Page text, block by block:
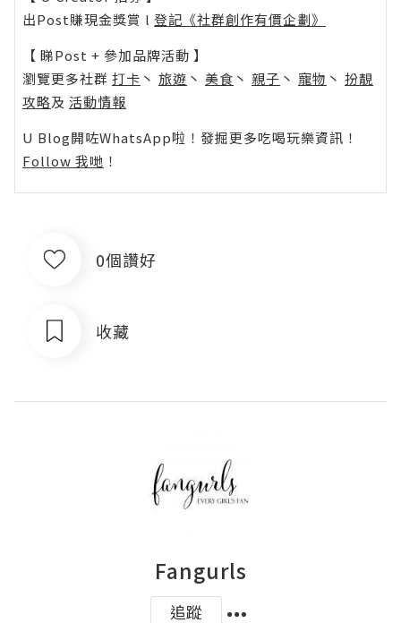
出Post賺現金獎賞 l 登記《社群創作有價企劃》
【 睇Post + 參加品牌活動 】
瀏覽更多社群 打卡 丶 旅遊 丶 美食 丶 親子 丶 寵物 丶 扮靚
攻略及 活動情報
U Blog開咗WhatsApp啦！發掘更多吃喝玩樂資訊！
Follow 我哋 ！
0個讚好
收藏
Fangurls
追蹤